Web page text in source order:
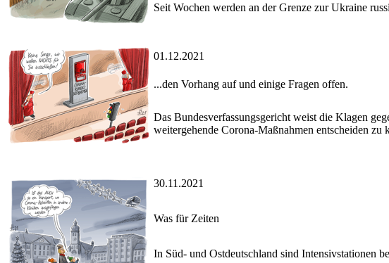
Seit Wochen werden an der Grenze zur Ukraine
01.12.2021
...den Vorhang auf und einige Fragen offen.
Das Bundesverfassungsgericht weist die Klagen
weitergehende Corona-Maßnahmen entscheiden zu
30.11.2021
Was für Zeiten
In Süd- und Ostdeutschland sind Intensivstationen